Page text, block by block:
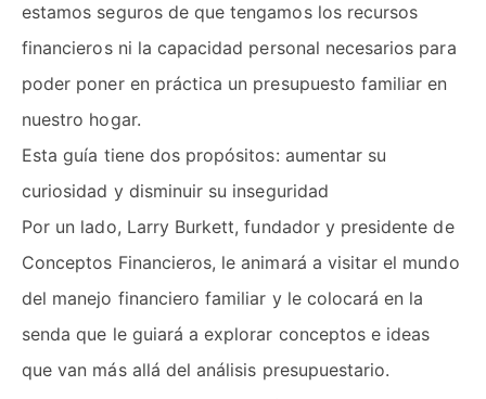
estamos seguros de que tengamos los recursos
financieros ni la capacidad personal necesarios para
poder poner en práctica un presupuesto familiar en
nuestro hogar.
Esta guía tiene dos propósitos: aumentar su
curiosidad y disminuir su inseguridad
Por un lado, Larry Burkett, fundador y presidente de
Conceptos Financieros, le animará a visitar el mundo
del manejo financiero familiar y le colocará en la
senda que le guiará a explorar conceptos e ideas
que van más allá del análisis presupuestario.